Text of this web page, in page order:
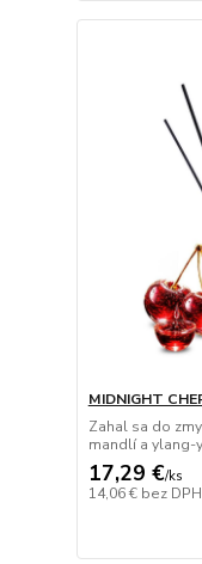
MIDNIGHT
Zahal sa do
mandlí a ylang-
17,29 €/ks
14,06 € bez DPH